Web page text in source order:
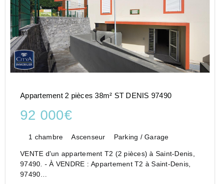
Appartement 2 pièces 38m² ST DENIS 97490
92 000€
1 chambre Ascenseur Parking / Garage
VENTE d'un appartement T2 (2 pièces) à Saint-Denis,
97490. - À VENDRE : Appartement T2 à Saint-Denis,
97490